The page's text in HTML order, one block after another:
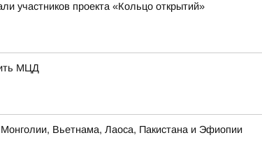
участников проекта «Кольцо открытий»
МЦД
Вьетнама, Лаоса, Пакистана и Эфиопии